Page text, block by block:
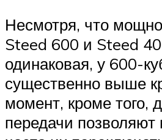
Несмотря, что
Steed 600 и Steed
одинаковая, у 600-
существенно выше
момент, кроме того,
передачи